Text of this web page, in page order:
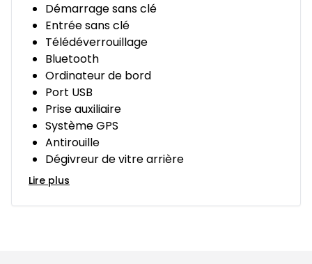
Démarrage sans clé
Entrée sans clé
Télédéverrouillage
Bluetooth
Ordinateur de bord
Port USB
Prise auxiliaire
Système GPS
Antirouille
Dégivreur de vitre arrière
Lire plus